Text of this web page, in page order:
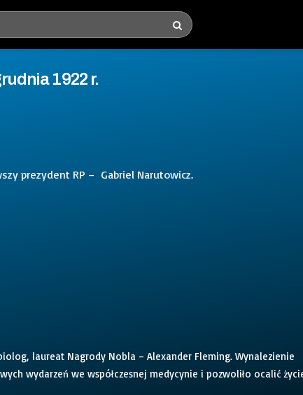
1922 r.
prezydent RP – Gabriel Narutowicz.
laureat Nagrody Nobla – Alexander Fleming. Wynalezienie
wydarzeń we współczesnej medycynie i pozwoliło ocalić